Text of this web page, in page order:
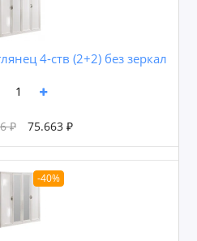
4-ств (2+2) без зеркал
₽ 75.663 ₽
-40%